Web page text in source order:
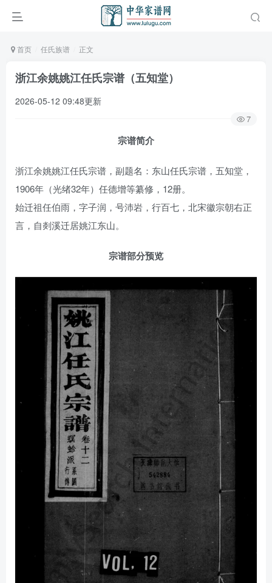
首页 任氏族谱 正文
浙江余姚姚江任氏宗谱（五知堂）
2026-05-12 09:48更新
7
宗谱简介
浙江余姚姚江任氏宗谱，副题名：东山任氏宗谱，五知堂，
1906年（光绪32年）任德增等纂修，12册。
始迁祖任伯雨，字子润，号沛岩，行百七，北宋徽宗朝右正
言，自剡溪迁居姚江东山。
宗谱部分预览